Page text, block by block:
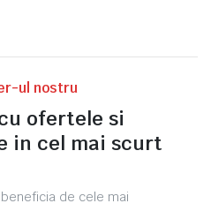
ul nostru
ofertele si
in cel mai scurt
de cele mai